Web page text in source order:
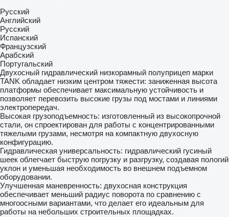
Русский
Английский
Русский
Испанский
Французский
Арабский
Португальский
Двухосный гидравлический низкорамный полуприцеп марки
TANK обладает низким центром тяжести: заниженная высота
платформы обеспечивает максимальную устойчивость и
позволяет перевозить высокие грузы под мостами и линиями
электропередач.
Высокая грузоподъемность: изготовленный из высокопрочной
стали, он спроектирован для работы с концентрированными
тяжелыми грузами, несмотря на компактную двухосную
конфигурацию.
Гидравлическая универсальность: гидравлический гусиный
шеек облегчает быструю погрузку и разгрузку, создавая пологий
уклон и уменьшая необходимость во внешнем подъемном
оборудовании.
Улучшенная маневренность: двухосная конструкция
обеспечивает меньший радиус поворота по сравнению с
многоосными вариантами, что делает его идеальным для
работы на небольших строительных площадках.